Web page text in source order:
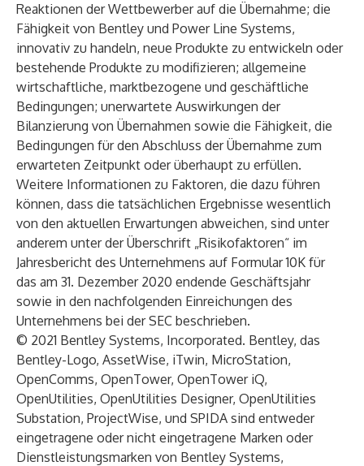
Reaktionen der Wettbewerber auf die Übernahme; die
Fähigkeit von Bentley und Power Line Systems,
innovativ zu handeln, neue Produkte zu entwickeln oder
bestehende Produkte zu modifizieren; allgemeine
wirtschaftliche, marktbezogene und geschäftliche
Bedingungen; unerwartete Auswirkungen der
Bilanzierung von Übernahmen sowie die Fähigkeit, die
Bedingungen für den Abschluss der Übernahme zum
erwarteten Zeitpunkt oder überhaupt zu erfüllen.
Weitere Informationen zu Faktoren, die dazu führen
können, dass die tatsächlichen Ergebnisse wesentlich
von den aktuellen Erwartungen abweichen, sind unter
anderem unter der Überschrift „Risikofaktoren“ im
Jahresbericht des Unternehmens auf Formular 10K für
das am 31. Dezember 2020 endende Geschäftsjahr
sowie in den nachfolgenden Einreichungen des
Unternehmens bei der SEC beschrieben.
© 2021 Bentley Systems, Incorporated. Bentley, das
Bentley-Logo, AssetWise, iTwin, MicroStation,
OpenComms, OpenTower, OpenTower iQ,
OpenUtilities, OpenUtilities Designer, OpenUtilities
Substation, ProjectWise, und SPIDA sind entweder
eingetragene oder nicht eingetragene Marken oder
Dienstleistungsmarken von Bentley Systems,